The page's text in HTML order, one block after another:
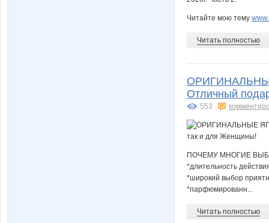
Читайте мою тему
Читать полностью
Отличный
553
ПОЧЕМУ МНОГИЕ
*длительность
*широкий выбор
*парфюмированн...
Читать полностью